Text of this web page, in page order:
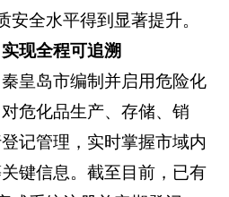
安全水平得到显著提升。
现全程可追溯
皇岛市编制并启用危险化
危化品生产、存储、销
记管理，实时掌握市域内
键信息。截至目前，已有